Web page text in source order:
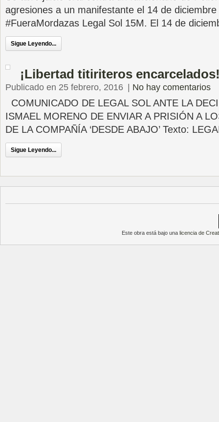
agresiones a un manifestante el 14 de
#FueraMordazas Legal Sol 15M. El 14 de
Sigue Leyendo...
¡Libertad titiriteros
Publicado en 25 febrero, 2016 No hay comentarios
COMUNICADO DE LEGAL SOL ANTE LA
ISMAEL MORENO DE ENVIAR A PRISIÓN A
DE LA COMPAÑÍA ‘DESDE ABAJO’ Texto:
Sigue Leyendo...
Este obra está bajo unalicencia de